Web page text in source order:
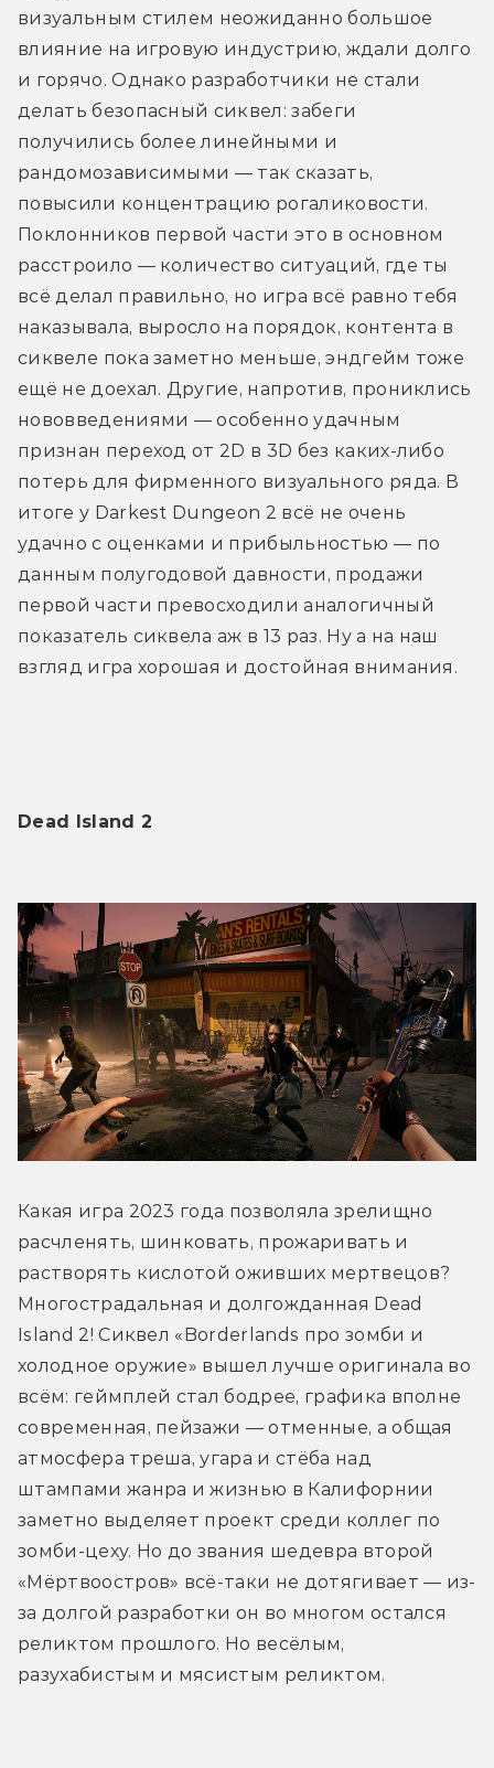
визуальным стилем неожиданно большое
влияние на игровую индустрию, ждали долго
и горячо. Однако разработчики не стали
делать безопасный сиквел: забеги
получились более линейными и
рандомозависимыми — так сказать,
повысили концентрацию рогаликовости.
Поклонников первой части это в основном
расстроило — количество ситуаций, где ты
всё делал правильно, но игра всё равно тебя
наказывала, выросло на порядок, контента в
сиквеле пока заметно меньше, эндгейм тоже
ещё не доехал. Другие, напротив, прониклись
нововведениями — особенно удачным
признан переход от 2D в 3D без каких-либо
потерь для фирменного визуального ряда. В
итоге у Darkest Dungeon 2 всё не очень
удачно с оценками и прибыльностью — по
данным полугодовой давности, продажи
первой части превосходили аналогичный
показатель сиквела аж в 13 раз. Ну а на наш
взгляд игра хорошая и достойная внимания.
Dead Island 2
Какая игра 2023 года позволяла зрелищно
расчленять, шинковать, прожаривать и
растворять кислотой оживших мертвецов?
Многострадальная и долгожданная Dead
Island 2! Сиквел «Borderlands про зомби и
холодное оружие» вышел лучше оригинала во
всём: геймплей стал бодрее, графика вполне
современная, пейзажи — отменные, а общая
атмосфера треша, угара и стёба над
штампами жанра и жизнью в Калифорнии
заметно выделяет проект среди коллег по
зомби-цеху. Но до звания шедевра второй
«Мёртвоостров» всё-таки не дотягивает — из-
за долгой разработки он во многом остался
реликтом прошлого. Но весёлым,
разухабистым и мясистым реликтом.